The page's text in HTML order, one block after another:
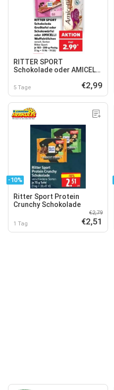
RITTER SPORT
Schokolade oder AMICELLI
5 Tage €2,99
-10%
Ritter Sport Protein
Crunchy Schokolade
1 Tag
€2,79
€2,51